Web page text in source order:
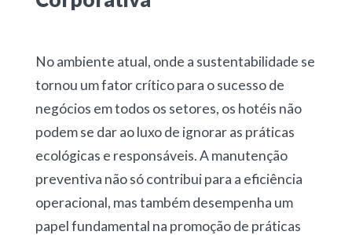
No ambiente atual, onde a sustentabilidade se
tornou um fator crítico para o sucesso de
negócios em todos os setores, os hotéis não
podem se dar ao luxo de ignorar as práticas
ecológicas e responsáveis. A manutenção
preventiva não só contribui para a eficiência
operacional, mas também desempenha um
papel fundamental na promoção de práticas